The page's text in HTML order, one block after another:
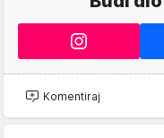
Komentiraj